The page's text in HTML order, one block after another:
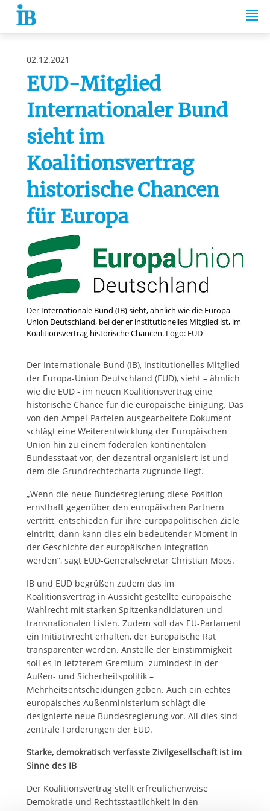
Springe zum Inhalt
02.12.2021
EUD-Mitglied
Internationaler Bund
sieht im
Koalitionsvertrag
historische Chancen
für Europa
Der Internationale Bund (IB) sieht, ähnlich wie die Europa-
Union Deutschland, bei der er institutionelles Mitglied ist, im
Koalitionsvertrag historische Chancen. Logo: EUD
Der Internationale Bund (IB), institutionelles Mitglied
der Europa-Union Deutschland (EUD), sieht – ähnlich
wie die EUD - im neuen Koalitionsvertrag eine
historische Chance für die europäische Einigung. Das
von den Ampel-Parteien ausgearbeitete Dokument
schlägt eine Weiterentwicklung der Europäischen
Union hin zu einem föderalen kontinentalen
Bundesstaat vor, der dezentral organisiert ist und
dem die Grundrechtecharta zugrunde liegt.
„Wenn die neue Bundesregierung diese Position
ernsthaft gegenüber den europäischen Partnern
vertritt, entschieden für ihre europapolitischen Ziele
eintritt, dann kann dies ein bedeutender Moment in
der Geschichte der europäischen Integration
werden“, sagt EUD-Generalsekretär Christian Moos.
IB und EUD begrüßen zudem das im
Koalitionsvertrag in Aussicht gestellte europäische
Wahlrecht mit starken Spitzenkandidaturen und
transnationalen Listen. Zudem soll das EU-Parlament
ein Initiativrecht erhalten, der Europäische Rat
transparenter werden. Anstelle der Einstimmigkeit
soll es in letzterem Gremium -zumindest in der
Außen- und Sicherheitspolitik –
Mehrheitsentscheidungen geben. Auch ein echtes
europäisches Außenministerium schlägt die
designierte neue Bundesregierung vor. All dies sind
zentrale Forderungen der EUD.
Starke, demokratisch verfasste Zivilgesellschaft ist im
Sinne des IB
Der Koalitionsvertrag stellt erfreulicherweise
Demokratie und Rechtsstaatlichkeit in den